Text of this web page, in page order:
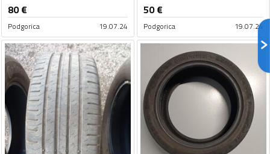
80€
Podgorica 19.07.24
50€
Podgorica 19.07.24